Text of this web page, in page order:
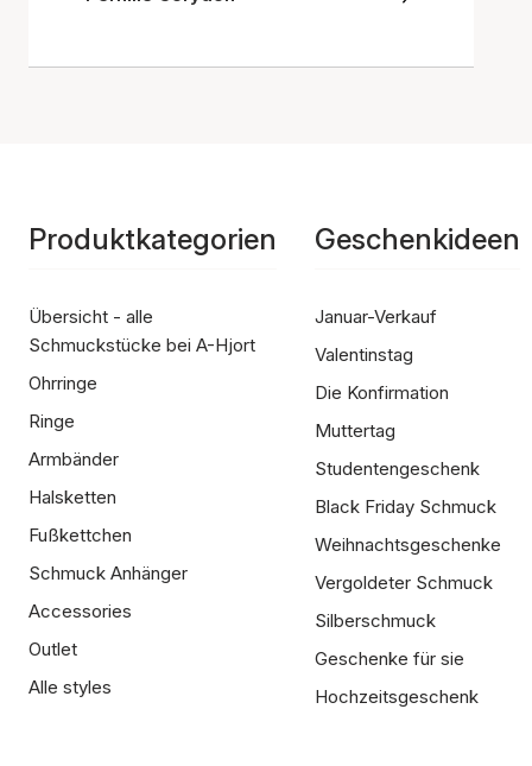
Produktkategorien
Übersicht - alle
Schmuckstücke bei A-Hjort
Ohrringe
Ringe
Armbänder
Halsketten
Fußkettchen
Schmuck Anhänger
Accessories
Outlet
Alle styles
Geschenkideen
Januar-Verkauf
Valentinstag
Die Konfirmation
Muttertag
Studentengeschenk
Black Friday Schmuck
Weihnachtsgeschenke
Vergoldeter Schmuck
Silberschmuck
Geschenke für sie
Hochzeitsgeschenk